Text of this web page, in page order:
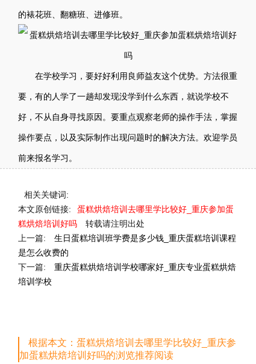
的裱花班、翻糖班、进修班。
在学校学习，要好好利用良师益友这个优势。方法很重
要，有的人学了一趟却发现没学到什么东西，就说学校不
好，不从自身寻找原因。要重点观察老师的操作手法，掌握
操作要点，以及实际制作出现问题时的解决方法。欢迎学员
前来报名学习。
相关关键词:
本文原创链接:
蛋糕烘焙培训去哪里学比较好_重庆参加蛋
糕烘焙培训好吗
转载请注明出处
上一篇:
生日蛋糕培训班学费是多少钱_重庆蛋糕培训课程
是怎么收费的
下一篇:
重庆蛋糕烘焙培训学校哪家好_重庆专业蛋糕烘焙
培训学校
根据本文：蛋糕烘焙培训去哪里学比较好_重庆参
加蛋糕烘焙培训好吗的浏览推荐阅读